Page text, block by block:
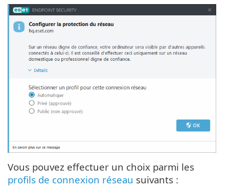
Vous pouvez effectuer un choix parmi les
profils de connexion réseau suivants :